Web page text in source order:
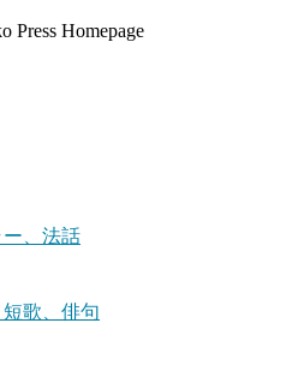
Homepage
ー、法話
歌、俳句